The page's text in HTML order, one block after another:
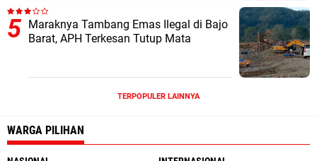
Maraknya Tambang Emas Ilegal di Bajo
Barat, APH Terkesan Tutup Mata
TERPOPULER LAINNYA
WARGA PILIHAN